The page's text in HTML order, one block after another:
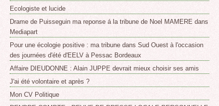
Ecologiste et lucide
Drame de Puisseguin ma reponse á la tribune de Noel MAMERE dans
Mediapart
Pour une écologie positive : ma tribune dans Sud Ouest à l'occasion
des journées d'été d'EELV à Pessac Bordeaux
Affaire DIEUDONNE : Alain JUPPE devrait mieux choisir ses amis
J'ai été volontaire et après ?
Mon CV Politique